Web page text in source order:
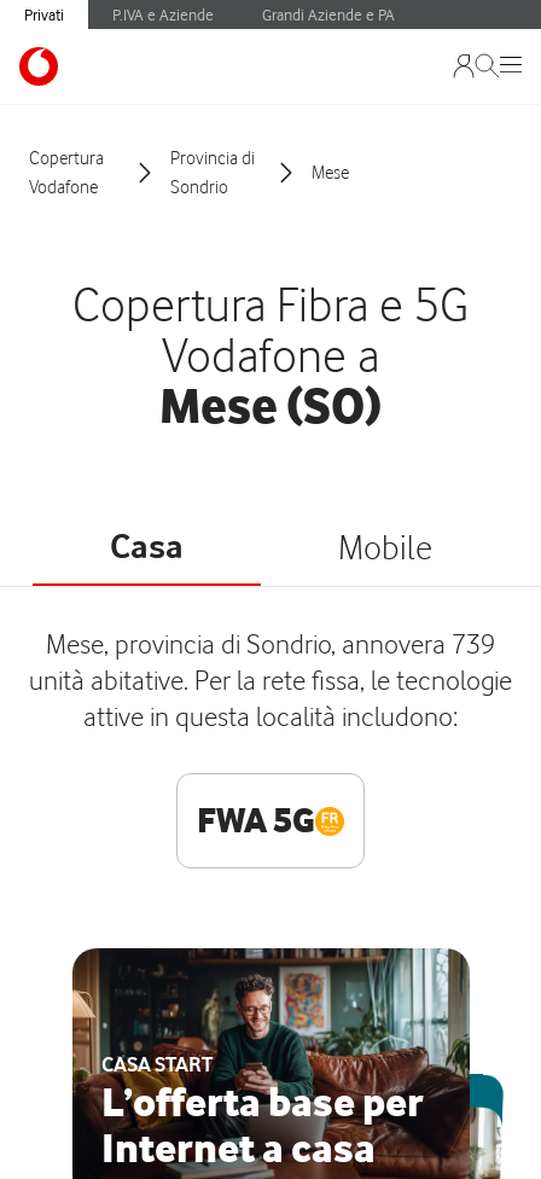
Privati P.IVA e Aziende Grandi Aziende e PA
Copertura
Vodafone
Provincia di
Sondrio
Mese
Copertura Fibra e 5G
Vodafone a
Mese (SO)
Casa Mobile
Mese, provincia di Sondrio, annovera 739
unità abitative. Per la rete fissa, le tecnologie
attive in questa località includono:
FWA 5G
CASA START
L’offerta base per
Internet a casa
ESCLUSIVA ONLINE